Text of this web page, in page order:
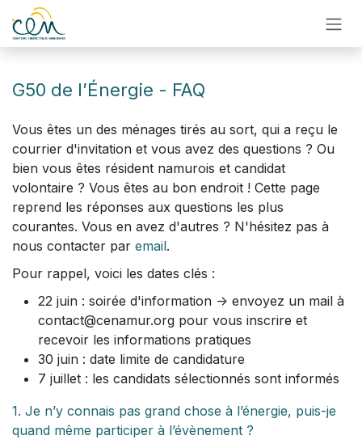
Se rendre au contenu
G50 de l’Énergie - FAQ
Vous êtes un des ménages tirés au sort, qui a reçu le
courrier d'invitation et vous avez des questions ? Ou
bien vous êtes résident namurois et candidat
volontaire ? Vous êtes au bon endroit ! Cette page
reprend les réponses aux questions les plus
courantes. Vous en avez d'autres ? N'hésitez pas à
nous contacter par email.
Pour rappel, voici les dates clés :
22 juin : soirée d'information -> envoyez un mail à
contact@cenamur.org pour vous inscrire et
recevoir les informations pratiques
30 juin : date limite de candidature
7 juillet : les candidats sélectionnés sont informés
1. Je n’y connais pas grand chose à l’énergie, puis-je
quand même participer à l’évènement ?